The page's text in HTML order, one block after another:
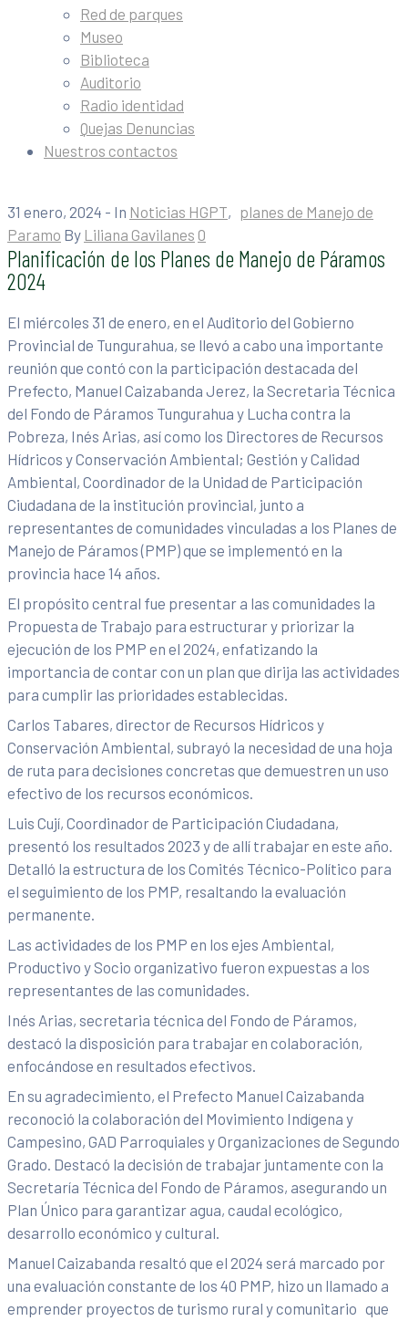
Red de parques
Museo
Biblioteca
Auditorio
Radio identidad
Quejas Denuncias
Nuestros contactos
31 enero, 2024 - In Noticias HGPT‚ planes de Manejo de
Paramo By Liliana Gavilanes 0
Planificación de los Planes de Manejo de Páramos
2024
El miércoles 31 de enero, en el Auditorio del Gobierno
Provincial de Tungurahua, se llevó a cabo una importante
reunión que contó con la participación destacada del
Prefecto, Manuel Caizabanda Jerez, la Secretaria Técnica
del Fondo de Páramos Tungurahua y Lucha contra la
Pobreza, Inés Arias, así como los Directores de Recursos
Hídricos y Conservación Ambiental; Gestión y Calidad
Ambiental, Coordinador de la Unidad de Participación
Ciudadana de la institución provincial, junto a
representantes de comunidades vinculadas a los Planes de
Manejo de Páramos (PMP) que se implementó en la
provincia hace 14 años.
El propósito central fue presentar a las comunidades la
Propuesta de Trabajo para estructurar y priorizar la
ejecución de los PMP en el 2024, enfatizando la
importancia de contar con un plan que dirija las actividades
para cumplir las prioridades establecidas.
Carlos Tabares, director de Recursos Hídricos y
Conservación Ambiental, subrayó la necesidad de una hoja
de ruta para decisiones concretas que demuestren un uso
efectivo de los recursos económicos.
Luis Cují, Coordinador de Participación Ciudadana,
presentó los resultados 2023 y de allí trabajar en este año.
Detalló la estructura de los Comités Técnico-Político para
el seguimiento de los PMP, resaltando la evaluación
permanente.
Las actividades de los PMP en los ejes Ambiental,
Productivo y Socio organizativo fueron expuestas a los
representantes de las comunidades.
Inés Arias, secretaria técnica del Fondo de Páramos,
destacó la disposición para trabajar en colaboración,
enfocándose en resultados efectivos.
En su agradecimiento, el Prefecto Manuel Caizabanda
reconoció la colaboración del Movimiento Indígena y
Campesino, GAD Parroquiales y Organizaciones de Segundo
Grado. Destacó la decisión de trabajar juntamente con la
Secretaría Técnica del Fondo de Páramos, asegurando un
Plan Único para garantizar agua, caudal ecológico,
desarrollo económico y cultural.
Manuel Caizabanda resaltó que el 2024 será marcado por
una evaluación constante de los 40 PMP, hizo un llamado a
emprender proyectos de turismo rural y comunitario que